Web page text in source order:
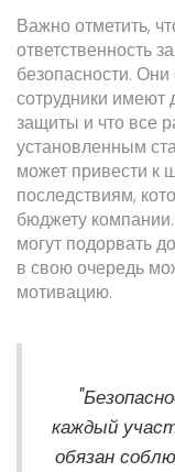
Важно отметить,
ответственность
безопасности.
сотрудники имеют
защиты и что все
установленным
может привести к
последствиям,
бюджету
могут подорвать
в свою очередь
мотивацию.
каждый
обязан